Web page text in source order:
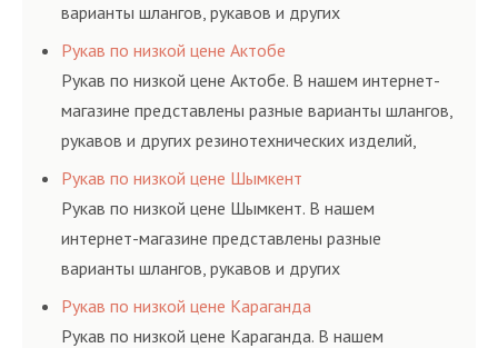
варианты шлангов, рукавов и других
резинотехнических изделий, соответствующих
ГОСТам, техническим условиям и нормативам.
Рукав по низкой цене Актобе
Рукав по низкой цене Актобе. В нашем интернет-
магазине представлены разные варианты шлангов,
рукавов и других резинотехнических изделий,
соответствующих ГОСТам, техническим условиям
и нормативам.
Рукав по низкой цене Шымкент
Рукав по низкой цене Шымкент. В нашем
интернет-магазине представлены разные
варианты шлангов, рукавов и других
резинотехнических изделий, соответствующих
ГОСТам, техническим условиям и нормативам.
Рукав по низкой цене Караганда
Рукав по низкой цене Караганда. В нашем